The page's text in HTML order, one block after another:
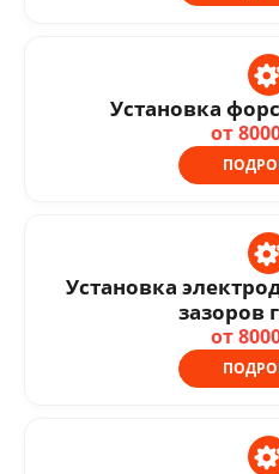
Установка
от
Установка
зазоров
от